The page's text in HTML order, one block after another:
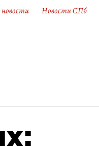
новости Новости СПб